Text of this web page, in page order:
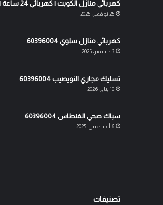
كهربائي منازل الكويت | كهربائي 24 ساعة | 60396004
25 نوفمبر، 2025
كهربائي منازل سلوي 60396004
3 ديسمبر، 2025
تسليك مجاري النويصيب 60396004
10 يناير، 2026
سباك صحي الفنطاس 60396004
6 أغسطس، 2025
تصنيفات